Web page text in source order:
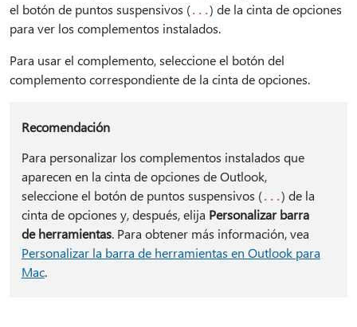
el botón de puntos suspensivos (...) de la cinta de opciones
para ver los complementos instalados.
Para usar el complemento, seleccione el botón del
complemento correspondiente de la cinta de opciones.
Recomendación
Para personalizar los complementos instalados que
aparecen en la cinta de opciones de Outlook,
seleccione el botón de puntos suspensivos (...) de la
cinta de opciones y, después, elija Personalizar barra
de herramientas. Para obtener más información, vea
Personalizar la barra de herramientas en Outlook para
Mac.